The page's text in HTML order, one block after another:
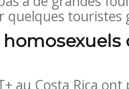
quelques touristes
au Costa Rica ont